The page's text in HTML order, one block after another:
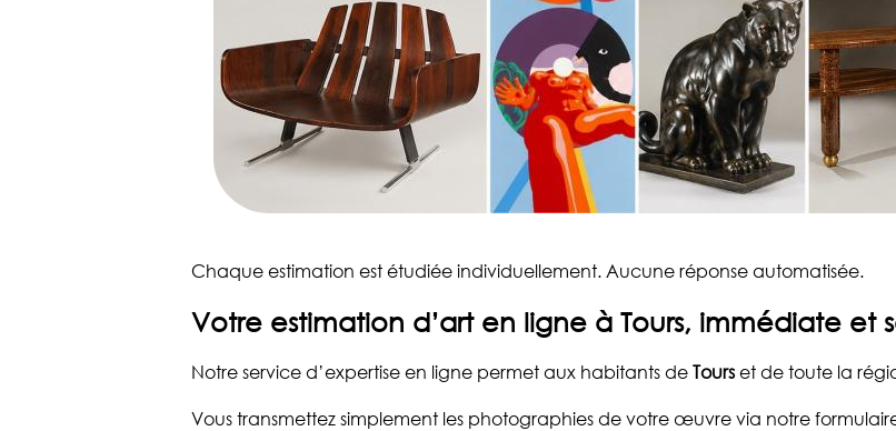
Chaque estimation est étudiée individuellement. Aucune réponse automatisée.
Votre estimation d’art en ligne à Tours, immédiate et
Notre service d’expertise en ligne permet aux habitants deTours et de toute la
Vous transmettez simplement les photographies de votre œuvre via notre